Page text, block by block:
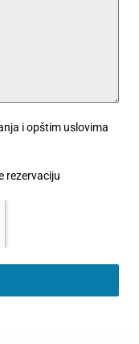
i opštim uslovima
rezervaciju